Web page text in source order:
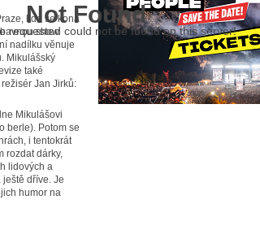
kde se koná
show
nadílku věnuje
Mikulášský
také
Jan Jirků:
Mikulášovi
berle). Potom se
i tentokrát
rozdat dárky,
lidových a
dříve. Je
humor na
Not Found
requested could not be found on this server!